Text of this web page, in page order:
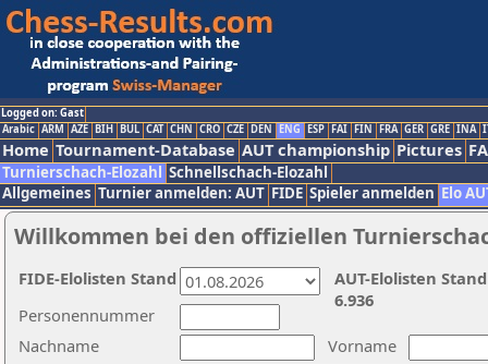
Logged on: Gast
Arabic ARM AZE BIH BUL CAT CHN CRO CZE DEN ENG ESP FAI FIN FRA GER GRE INA
Home Tournament-Database AUT championship Pictures
Turnierschach-Elozahl Schnellschach-Elozahl
Allgemeines Turnier anmelden: AUT FIDE Spieler anmelden Elo
Willkommen bei den offiziellen
Nachname
Vorname
Personennummer
AUT-Elolisten
6.936
FIDE-Elolisten Stand